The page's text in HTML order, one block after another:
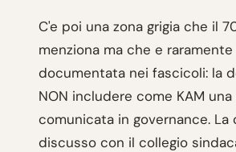
C'e poi una zona grigia che il
menziona ma che e raramente
documentata nei fascicoli: la
NON includere come KAM
comunicata in governance. La
discusso con il collegio